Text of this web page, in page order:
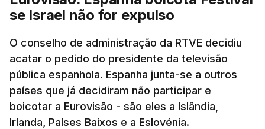
se Israel não for expulso
O conselho de administração da RTVE decidiu
acatar o pedido do presidente da televisão
pública espanhola. Espanha junta-se a outros
países que já decidiram não participar e
boicotar a Eurovisão - são eles a Islândia,
Irlanda, Países Baixos e a Eslovénia.